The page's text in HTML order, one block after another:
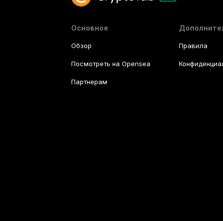
Основное
Обзор
Посмотреть на Opensea
Партнерам
Правила